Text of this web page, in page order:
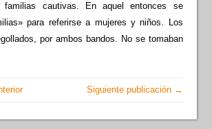
cautivas. En aquel entonces se
para referirse a mujeres y niños. Los
por ambos bandos. No se tomaban
Siguiente publicación →